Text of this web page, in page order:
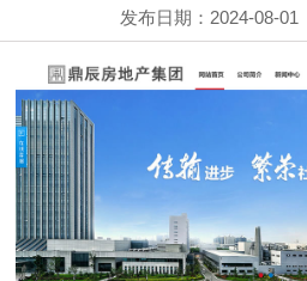
发布日期：2024-08-01